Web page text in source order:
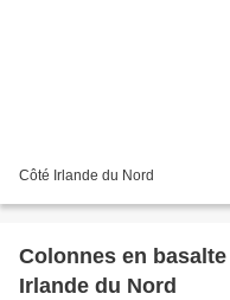
Côté Irlande du Nord
Colonnes en
Irlande du Nord